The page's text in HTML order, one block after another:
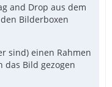
and Drop aus dem
Bilderboxen
sind) einen Rahmen
das Bild gezogen